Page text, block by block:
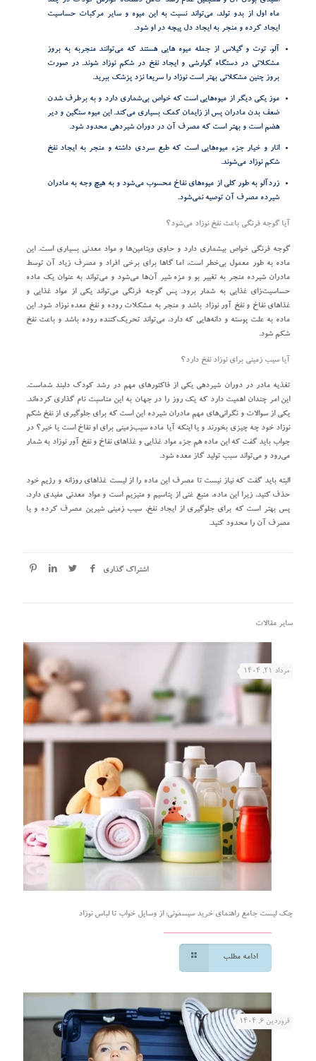
ماه اول از بدو تولد، می‌تواند نسبت به این میوه و سایر مرکبات حساسیت
ایجاد کرده و منجر به ایجاد دل پیچه در او شود.
آلو، توت و گیلاس از جمله میوه هایی هستند که می‌توانند منجربه به بروز
مشکلاتی در دستگاه گوارشی و ایجاد نفخ در شکم نوزاد شوند. در صورت
بروز چنین مشکلاتی بهتر است نوزاد را سریعا نزد پزشک ببرید.
موز یکی دیگر از میوه‌هایی است که خواص بی‌شماری دارد و به برطرف شدن
ضعف بدن مادران پس از زایمان کمک بسیاری می‌کند. این میوه سنگین و دیر
هضم است و بهتر است که مصرف آن در دوران شیردهی محدود شود.
انار و خیار جزء میوه‌هایی است که طبع سردی داشته و منجر به ایجاد نفخ
شکم نوزاد می‌شوند.
زردآلو به طور کلی از میوه‌های نفاخ محسوب می‌شود و به هیچ وجه به مادران
شیرده مصرف آن توصیه نمی‌شود.
آیا گوجه فرنگی باعث نفخ نوزاد می‌شود؟
گوجه‌ فرنگی خواص بیشماری دارد و حاوی ویتامین‌ها و مواد معدنی بسیاری است. این
ماده به طور معمول بی‌خطر است، اما گاها برای برخی افراد و مصرف زیاد آن توسط
مادران شیرده منجر به تغییر بو و مزه شیر آن‌ها می‌شود و می‌تواند به عنوان یک ماده
حساسیت‌زای غذایی به شمار برود. پس گوجه فرنگی می‌تواند یکی از مواد غذایی و
غذاهای نفاخ و نفخ آور نوزاد باشد و منجر به مشکلات روده و نفخ معده نوزاد شود. این
ماده به علت پوسته و دانه‌هایی که دارد، می‌تواند تحریک‌کننده روده باشد و باعث نفخ
شکم شود.
آیا سیب زمینی برای نوزاد نفخ دارد؟
تغذیه مادر در دوران شیردهی یکی از فاکتورهای مهم در رشد کودک دلبند شماست.
این امر چندان اهمیت دارد که یک روز را در جهان به این مناسبت نام گذاری کرده‌اند.
یکی از سوالات و نگرانی‌های مهم مادران شیرده این است که برای جلوگیری از نفخ شکم
نوزاد خود چه چیزی بخورند و یا اینکه آیا ماده سیب‌زمینی برای او نفاخ است یا خیر؟ در
جواب باید گفت که این ماده هم جزء مواد غذایی و غذاهای نفاخ و نفخ آور نوزاد به شمار
می‌رود و می‌تواند سبب تولید گاز معده شود.
البته باید گفت که نیاز نیست تا مصرف این ماده را از لیست غذاهای روزانه و رژیم خود
حذف کنید، زیرا این ماده، منبع غنی از پتاسیم و منیزیم است و مواد معدنی مفیدی دارد،
پس بهتر است که برای جلوگیری از ایجاد نفخ، سیب زمینی شیرین مصرف کرده و یا
مصرف آن را محدود کنید.
اشتراک گذاری
سایر مقالات
مرداد ۲۱, ۱۴۰۴
چک لیست جامع راهنمای خرید سیسمونی؛ از وسایل خواب تا لباس نوزاد
ادامه مطلب
فروردین ۶, ۱۴۰۴